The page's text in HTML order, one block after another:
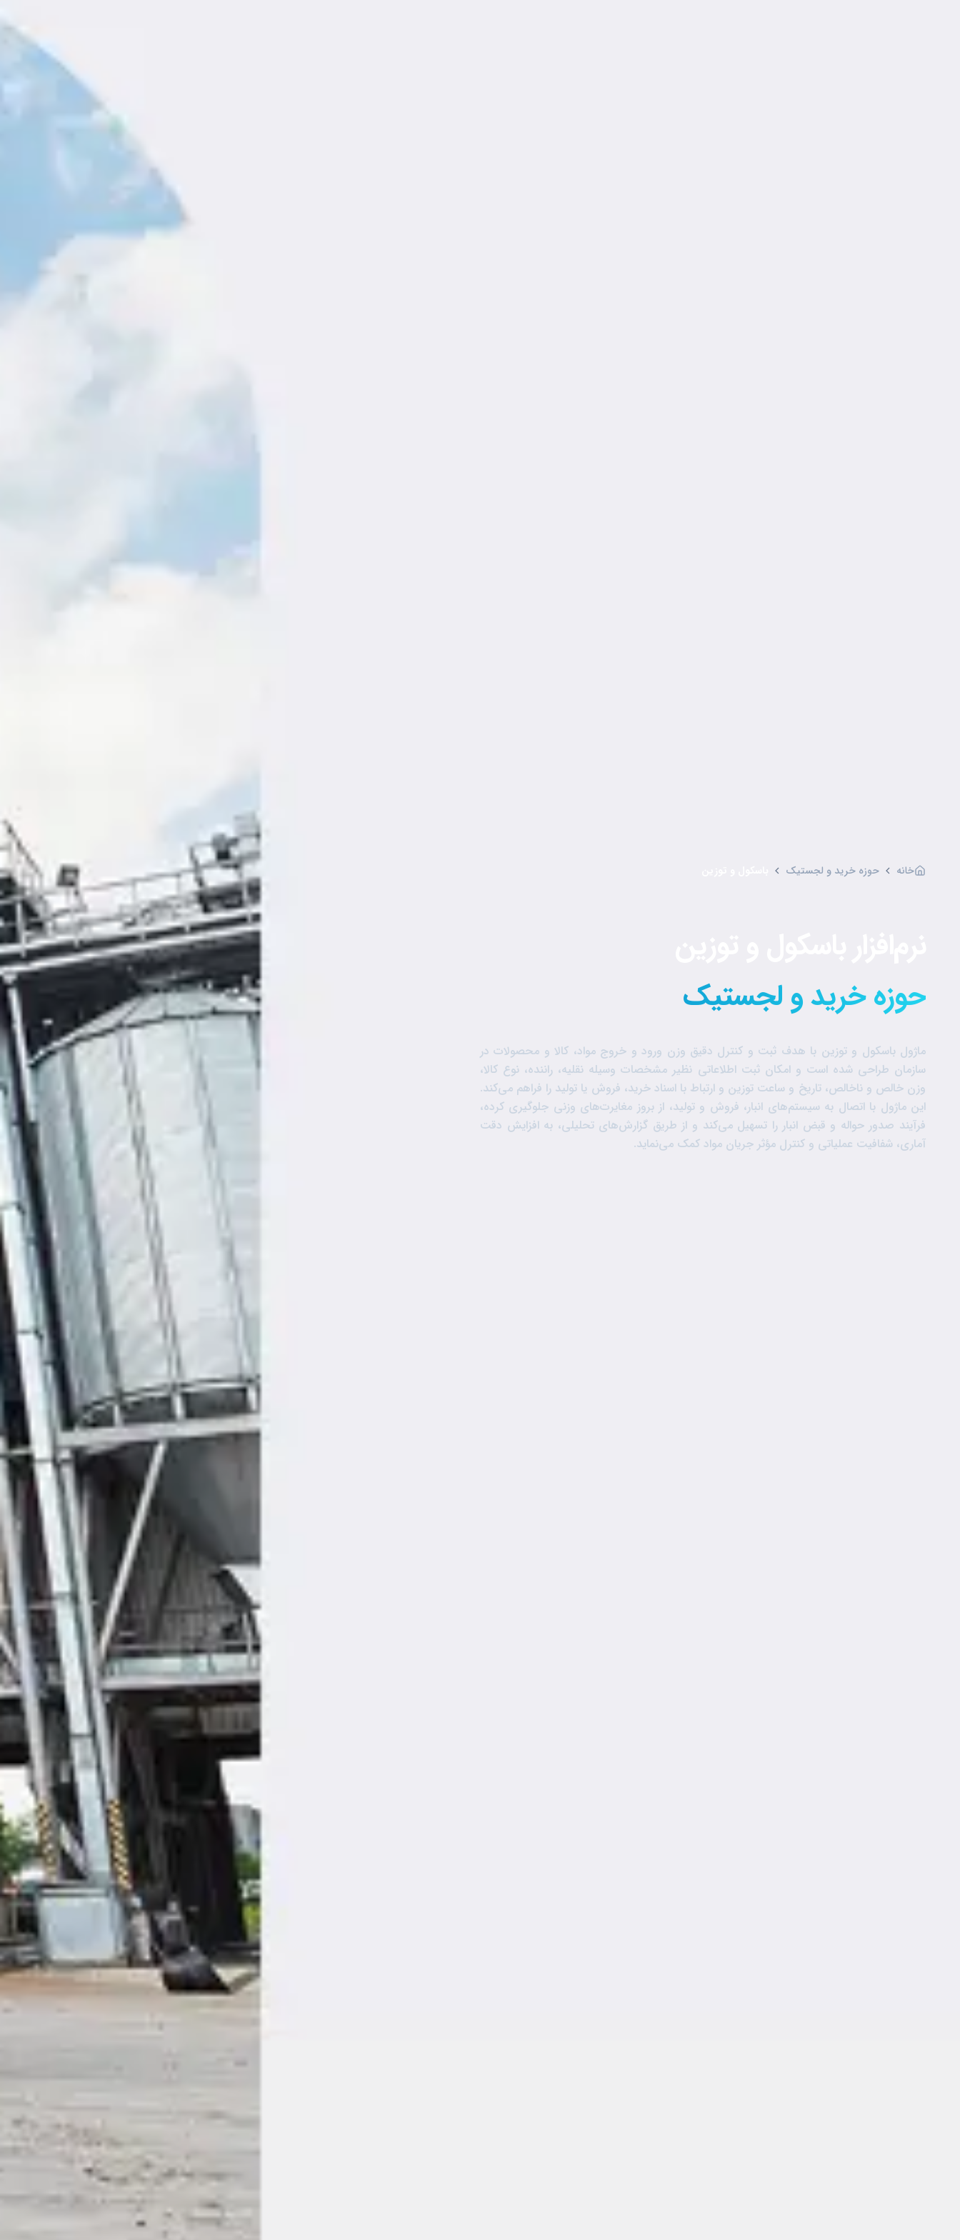
خانه حوزه خرید و لجستیک
حوزه خرید و لجستیک
ماژول باسکول و توزین با هدف ثبت و کنترل دقیق وزن ورود و خروج مواد، کالا و محصولات در
سازمان طراحی شده است و امکان ثبت اطلاعاتی نظیر مشخصات وسیله نقلیه، راننده، نوع کالا،
وزن خالص و ناخالص، تاریخ و ساعت توزین و ارتباط با اسناد خرید، فروش یا تولید را فراهم می‌کند.
این ماژول با اتصال به سیستم‌های انبار، فروش و تولید، از بروز مغایرت‌های وزنی جلوگیری کرده،
فرآیند صدور حواله و قبض انبار را تسهیل می‌کند و از طریق گزارش‌های تحلیلی، به افزایش دقت
آماری، شفافیت عملیاتی و کنترل مؤثر جریان مواد کمک می‌نماید.